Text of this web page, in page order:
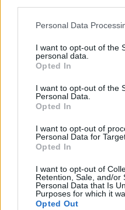
Please note that this
not limited to your visit or
grant or deny consent to
use your data for below
consent section.
Personal Data
I want to opt-out of the
personal data.
Opted In
I want to opt-out of the
Personal Data.
Opted In
I want to opt-out of
Personal Data for
Opted In
I want to opt-out of
Retention, Sale, and/or
Personal Data that Is
Purposes for which it
Opted Out
δηλώνοντας κυνικά
βρίσκεται εκεί που
Παίρνοντας ως
πολιτική της Μεγάλης
Λαϊκού Κόμματος
Τουρκία έχει
«μεγαλώσει και να μη